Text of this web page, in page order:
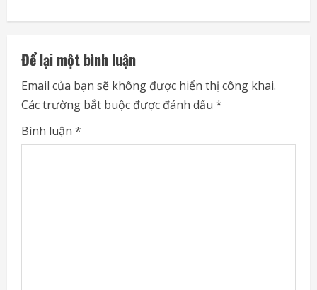
i
n
u
e
R
Để lại một bình luận
Email của bạn sẽ không được hiển thị công khai.
Các trường bắt buộc được đánh dấu *
Bình luận *